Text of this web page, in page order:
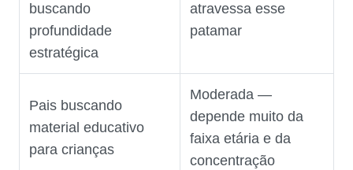
buscando
profundidade
estratégica
atravessa esse
patamar
Pais buscando
material educativo
para crianças
Moderada —
depende muito da
faixa etária e da
concentração